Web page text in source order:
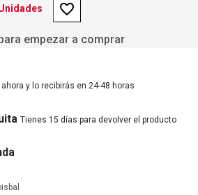
favorite_border
empezar a comprar
y lo recibirás en 24-48 horas
Tienes 15 días para devolver el producto